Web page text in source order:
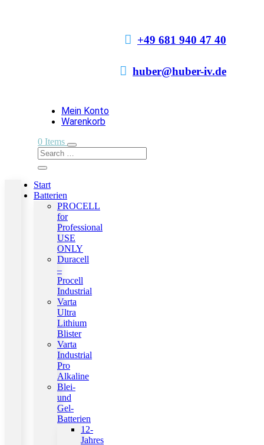
 +49 681 940 47 40
 huber@huber-iv.de
Mein Konto
Warenkorb
0 Items
Start
Batterien
PROCELL
for
Professional
USE
ONLY
Duracell
–
Procell
Industrial
Varta
Ultra
Lithium
Blister
Varta
Industrial
Pro
Alkaline
Blei-
und
Gel-
Batterien
12-
Jahres